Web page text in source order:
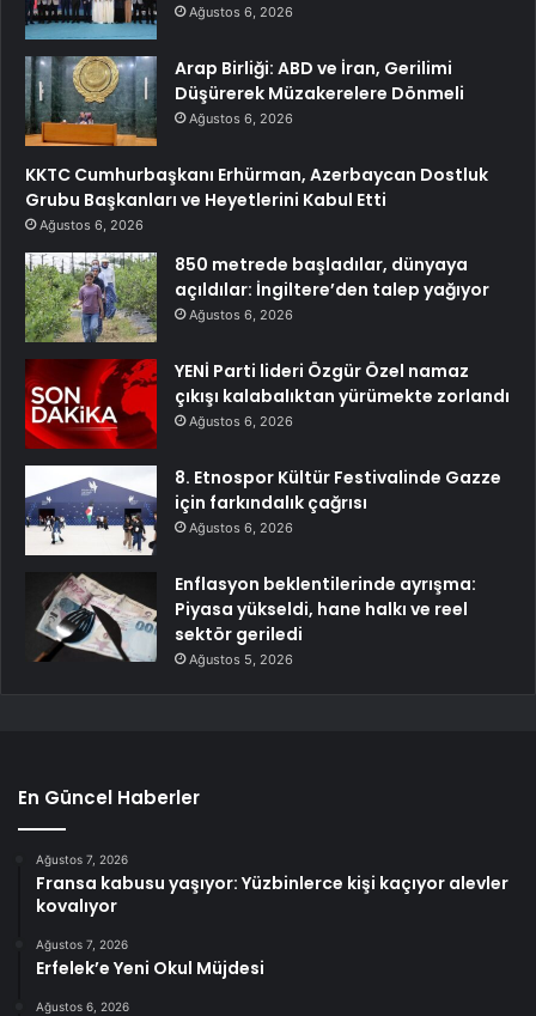
Ağustos 6, 2026
Arap Birliği: ABD ve İran, Gerilimi
Düşürerek Müzakerelere Dönmeli
Ağustos 6, 2026
KKTC Cumhurbaşkanı Erhürman, Azerbaycan Dostluk
Grubu Başkanları ve Heyetlerini Kabul Etti
Ağustos 6, 2026
850 metrede başladılar, dünyaya
açıldılar: İngiltere’den talep yağıyor
Ağustos 6, 2026
YENİ Parti lideri Özgür Özel namaz
çıkışı kalabalıktan yürümekte zorlandı
Ağustos 6, 2026
8. Etnospor Kültür Festivalinde Gazze
için farkındalık çağrısı
Ağustos 6, 2026
Enflasyon beklentilerinde ayrışma:
Piyasa yükseldi, hane halkı ve reel
sektör geriledi
Ağustos 5, 2026
En Güncel Haberler
Ağustos 7, 2026
Fransa kabusu yaşıyor: Yüzbinlerce kişi kaçıyor alevler
kovalıyor
Ağustos 7, 2026
Erfelek’e Yeni Okul Müjdesi
Ağustos 6, 2026